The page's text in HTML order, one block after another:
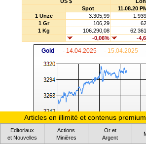
Spot
11.08.20
1 Unze
3.305,99
1 Gr
106,29
1 Kg
106.290,08
-0,06%
-
Gold - 15.04.2025
- 14.04.2025
Articles en illimité et contenus premium
Editoriaux
et Nouvelles
Actions
Minières
Or et
Argent